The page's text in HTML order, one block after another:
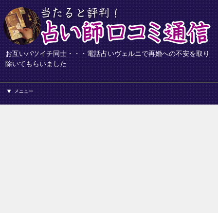
お互いバツイチ同士・・・電話占いヴェルニで再婚への不安を取り
除いてもらいました
メニュー